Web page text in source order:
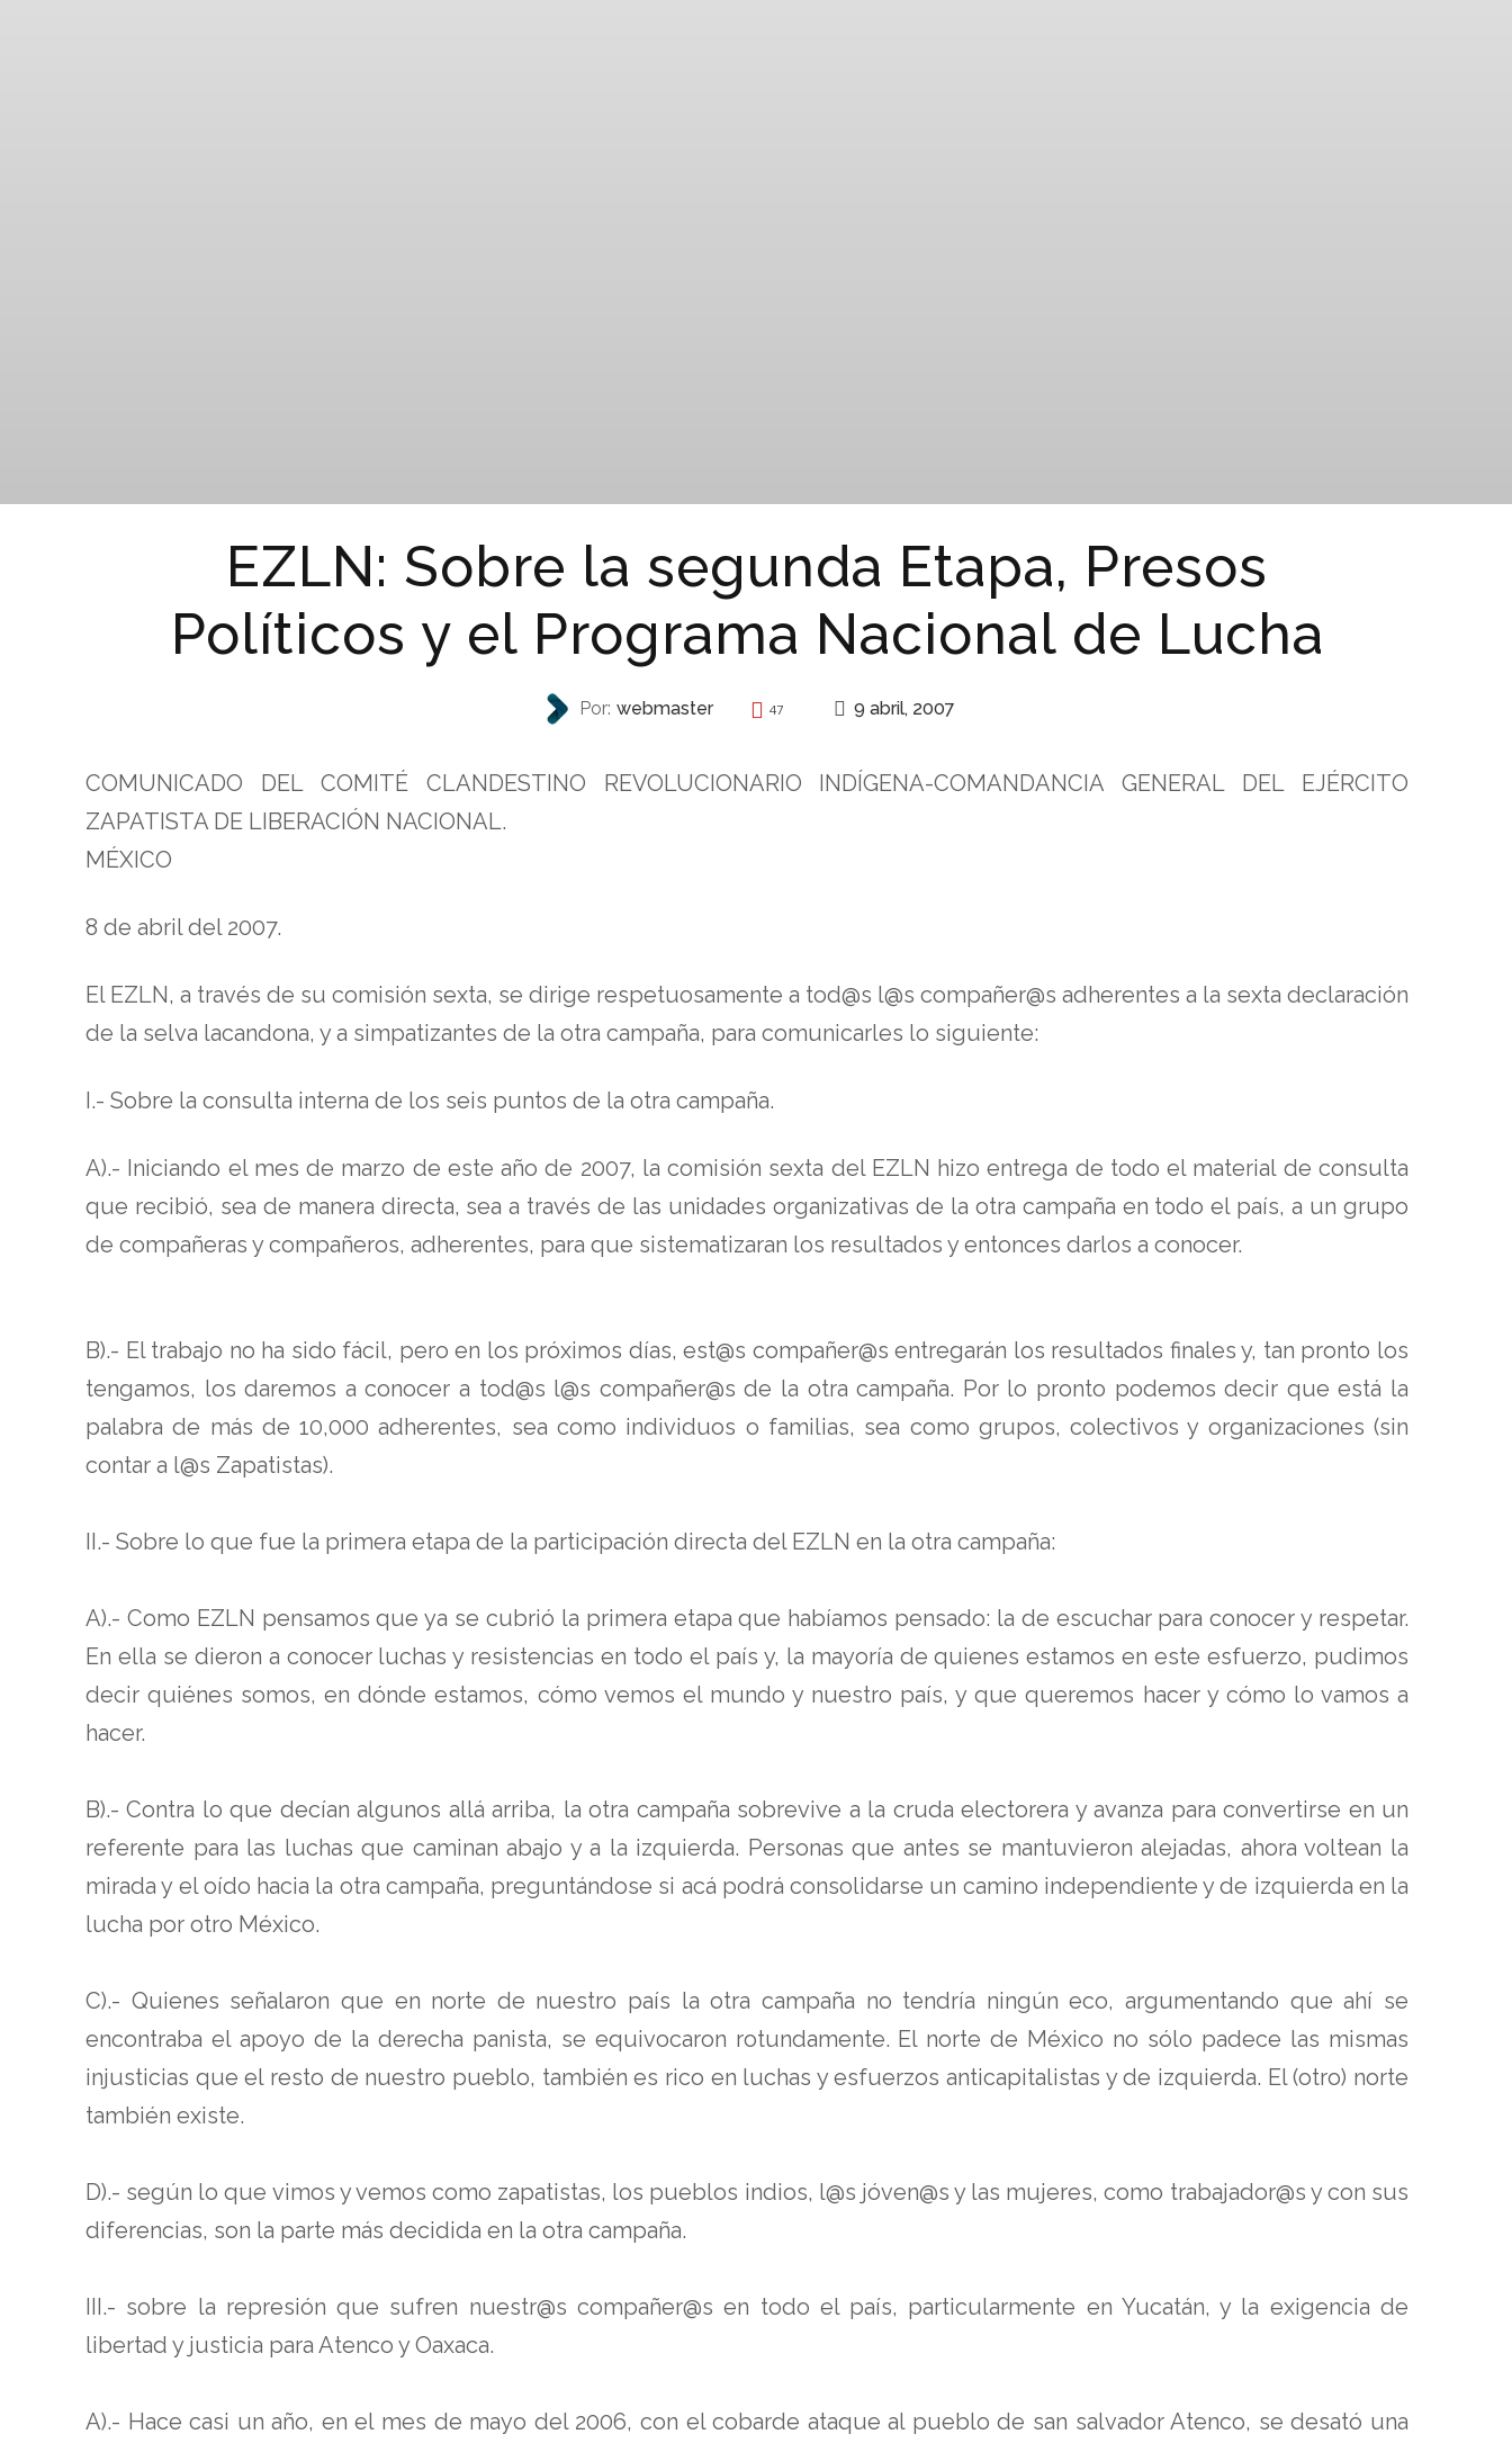
EZLN: Sobre la segunda Etapa, Presos
Políticos y el Programa Nacional de Lucha
Por: webmaster 47 9 abril, 2007
COMUNICADO DEL COMITÉ CLANDESTINO REVOLUCIONARIO INDÍGENA-COMANDANCIA GENERAL DEL EJÉRCITO
ZAPATISTA DE LIBERACIÓN NACIONAL.
MÉXICO
8 de abril del 2007.
El EZLN, a través de su comisión sexta, se dirige respetuosamente a tod@s l@s compañer@s adherentes a la sexta declaración
de la selva lacandona, y a simpatizantes de la otra campaña, para comunicarles lo siguiente:
I.- Sobre la consulta interna de los seis puntos de la otra campaña.
A).- Iniciando el mes de marzo de este año de 2007, la comisión sexta del EZLN hizo entrega de todo el material de consulta
que recibió, sea de manera directa, sea a través de las unidades organizativas de la otra campaña en todo el país, a un grupo
de compañeras y compañeros, adherentes, para que sistematizaran los resultados y entonces darlos a conocer.
B).- El trabajo no ha sido fácil, pero en los próximos días, est@s compañer@s entregarán los resultados finales y, tan pronto los
tengamos, los daremos a conocer a tod@s l@s compañer@s de la otra campaña. Por lo pronto podemos decir que está la
palabra de más de 10,000 adherentes, sea como individuos o familias, sea como grupos, colectivos y organizaciones (sin
contar a l@s Zapatistas).
II.- Sobre lo que fue la primera etapa de la participación directa del EZLN en la otra campaña:
A).- Como EZLN pensamos que ya se cubrió la primera etapa que habíamos pensado: la de escuchar para conocer y respetar.
En ella se dieron a conocer luchas y resistencias en todo el país y, la mayoría de quienes estamos en este esfuerzo, pudimos
decir quiénes somos, en dónde estamos, cómo vemos el mundo y nuestro país, y que queremos hacer y cómo lo vamos a
hacer.
B).- Contra lo que decían algunos allá arriba, la otra campaña sobrevive a la cruda electorera y avanza para convertirse en un
referente para las luchas que caminan abajo y a la izquierda. Personas que antes se mantuvieron alejadas, ahora voltean la
mirada y el oído hacia la otra campaña, preguntándose si acá podrá consolidarse un camino independiente y de izquierda en la
lucha por otro México.
C).- Quienes señalaron que en norte de nuestro país la otra campaña no tendría ningún eco, argumentando que ahí se
encontraba el apoyo de la derecha panista, se equivocaron rotundamente. El norte de México no sólo padece las mismas
injusticias que el resto de nuestro pueblo, también es rico en luchas y esfuerzos anticapitalistas y de izquierda. El (otro) norte
también existe.
D).- según lo que vimos y vemos como zapatistas, los pueblos indios, l@s jóven@s y las mujeres, como trabajador@s y con sus
diferencias, son la parte más decidida en la otra campaña.
III.- sobre la represión que sufren nuestr@s compañer@s en todo el país, particularmente en Yucatán, y la exigencia de
libertad y justicia para Atenco y Oaxaca.
A).- Hace casi un año, en el mes de mayo del 2006, con el cobarde ataque al pueblo de san salvador Atenco, se desató una